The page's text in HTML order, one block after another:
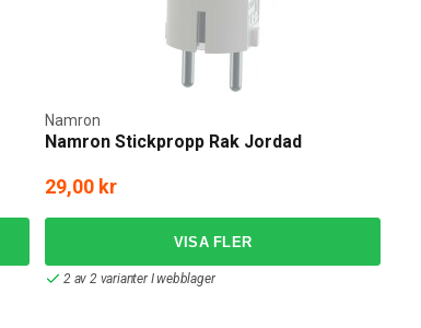
Namron Stickpropp Rak Jordad
Namron
29,00 kr
2 av 2 varianter I webblager